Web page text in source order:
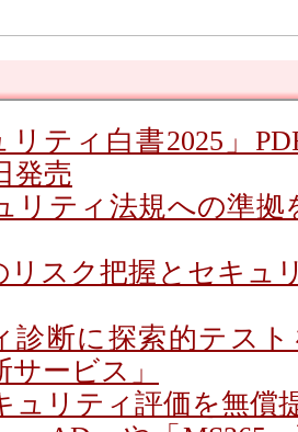
リティ白書2025」
発売
リティ法規への準拠
リスク把握とセキュ
診断に探索的テス
サービス」
ュリティ評価を無償